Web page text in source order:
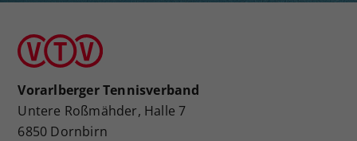
Vorarlberger Tennisverband
Untere Roßmähder, Halle 7
6850 Dornbirn